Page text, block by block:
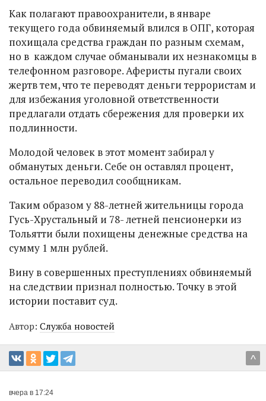
Как полагают правоохранители, в январе
текущего года обвиняемый влился в ОПГ, которая
похищала средства граждан по разным схемам,
но в каждом случае обманывали их незнакомцы в
телефонном разговоре. Аферисты пугали своих
жертв тем, что те переводят деньги террористам и
для избежания уголовной ответственности
предлагали отдать сбережения для проверки их
подлинности.
Молодой человек в этот момент забирал у
обманутых деньги. Себе он оставлял процент,
остальное переводил сообщникам.
Таким образом у 88-летней жительницы города
Гусь-Хрустальный и 78- летней пенсионерки из
Тольятти были похищены денежные средства на
сумму 1 млн рублей.
Вину в совершенных преступлениях обвиняемый
на следствии признал полностью. Точку в этой
истории поставит суд.
Автор: Служба новостей
^
вчера в 17:24